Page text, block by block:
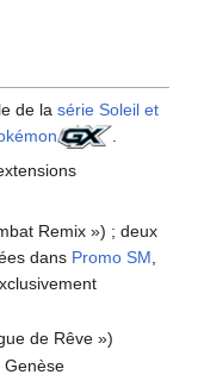
de la série Soleil et
Remix ») ; deux
dans Promo SM,
de Rêve »)
Genèse